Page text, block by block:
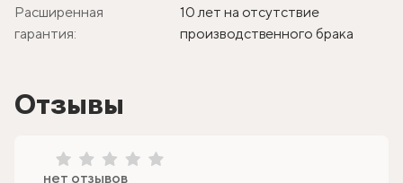
Расширенная
гарантия:
10 лет на отсутствие
производственного брака
Отзывы
нет отзывов